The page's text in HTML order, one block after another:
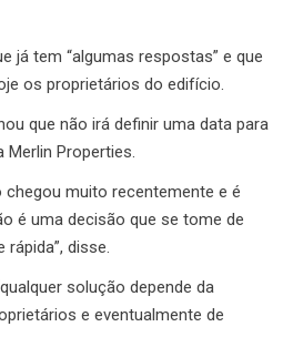
já tem “algumas respostas” e que
os proprietários do edifício.
que não irá definir uma data para
Merlin Properties.
chegou muito recentemente e é
é uma decisão que se tome de
disse.
solução depende da
e eventualmente de